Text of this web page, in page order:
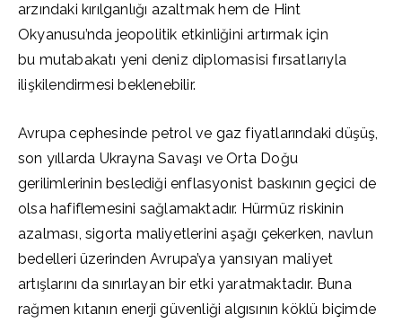
arzındaki kırılganlığı azaltmak hem de Hint
Okyanusu’nda jeopolitik etkinliğini artırmak için
bu mutabakatı yeni deniz diplomasisi fırsatlarıyla
ilişkilendirmesi beklenebilir.
Avrupa cephesinde petrol ve gaz fiyatlarındaki düşüş,
son yıllarda Ukrayna Savaşı ve Orta Doğu
gerilimlerinin beslediği enflasyonist baskının geçici de
olsa hafiflemesini sağlamaktadır. Hürmüz riskinin
azalması, sigorta maliyetlerini aşağı çekerken, navlun
bedelleri üzerinden Avrupa’ya yansıyan maliyet
artışlarını da sınırlayan bir etki yaratmaktadır. Buna
rağmen kıtanın enerji güvenliği algısının köklü biçimde